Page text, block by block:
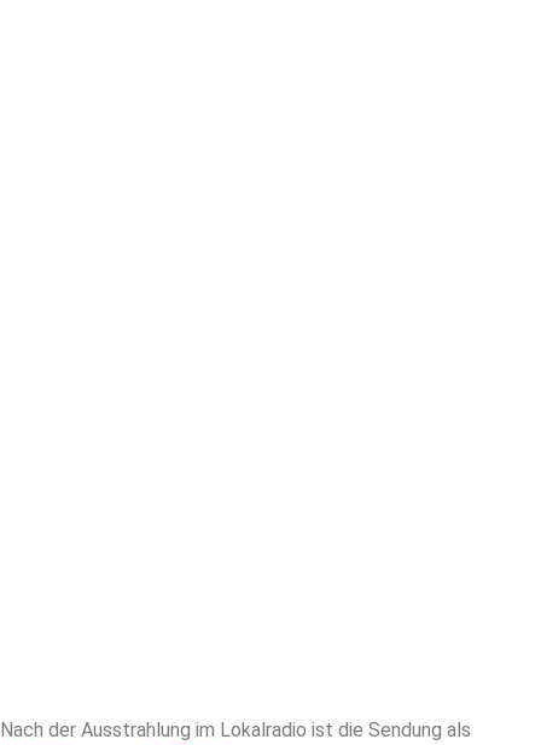
Nach der Ausstrahlung im Lokalradio ist die Sendung als